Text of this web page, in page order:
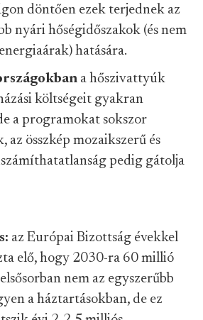
döntően ezek terjednek az
nyári hőségidőszakok (és nem
hatására.
a hőszivattyúk
költségeit gyakran
a programokat sokszor
az összkép mozaikszerű és
pedig gátolja
az Európai Bizottság évekkel
elő, hogy 2030-ra 60 millió
nem az egyszerűbb
a háztartásokban, de ez